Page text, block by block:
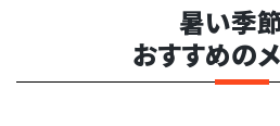
暑い季
おすすめの